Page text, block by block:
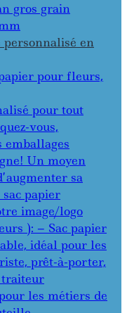
gros grain
en
pour fleurs,
pour tout
vous,
emballages
Un moyen
sa
papier
image/logo
): – Sac papier
idéal pour les
prêt-à-porter,
traiteur
les métiers de